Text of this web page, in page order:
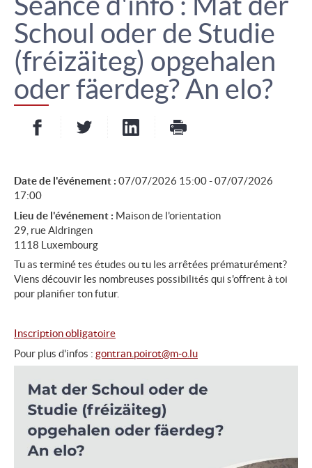
Schoul oder de Studie
(fréizäiteg) opgehalen
oder fäerdeg? An elo?
Partager sur Facebook - nouvelle fenêtre
Partager sur Twitter- nouvelle fenêtre
Partager sur LinkedIn
Imprimer
Date de l'événement : 07/07/2026 15:00 - 07/07/2026
17:00
Lieu de l'événement : Maison de l'orientation
29, rue Aldringen
1118 Luxembourg
Tu as terminé tes études ou tu les arrêtées prématurément?
Viens découvir les nombreuses possibilités qui s'offrent à toi
pour planifier ton futur.
Inscription obligatoire
Pour plus d'infos : gontran.poirot@m-o.lu